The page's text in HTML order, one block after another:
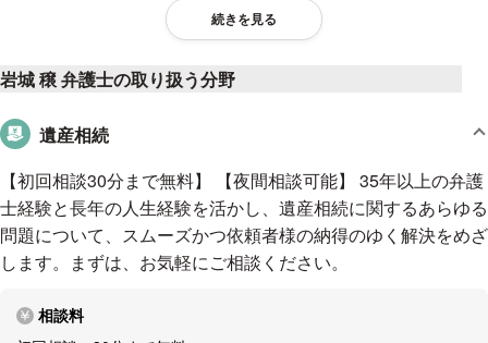
ら最良の手段を選択し、どのような解決が依頼者にとって最良
ています。
安心のサポート体制
● 当日の急なご相談にも対応可能
● オンライン面談可能
▼丁寧な説明を心がけています
続きを見る
岩城 穣 弁護士の取り扱う分野
遺産相続
【初回相談30分まで無料】 【夜間相談可能】 35年以上の弁護
士経験と長年の人生経験を活かし、遺産相続に関するあらゆる
問題について、スムーズかつ依頼者様の納得のゆく解決をめざ
します。まずは、お気軽にご相談ください。
相談料